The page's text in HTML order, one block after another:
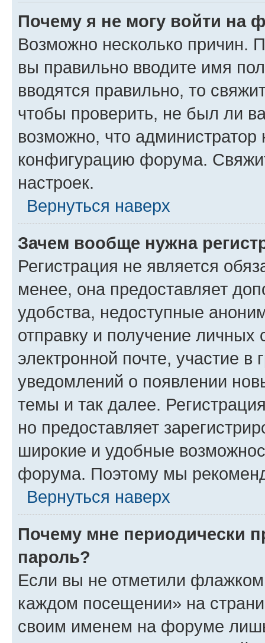
Почему я не могу войти на
Возможно несколько причин.
вы правильно вводите имя
вводятся правильно, то
чтобы проверить, не был ли
возможно, что администратор
конфигурацию форума.
настроек.
Вернуться наверх
Зачем вообще нужна
Регистрация не является
менее, она предоставляет
удобства, недоступные
отправку и получение
электронной почте, участие в
уведомлений о появлении
темы и так далее.
но предоставляет
широкие и удобные
форума. Поэтому мы
Вернуться наверх
Почему мне периодически
пароль?
Если вы не отметили флажком
каждом посещении» на
своим именем на форуме